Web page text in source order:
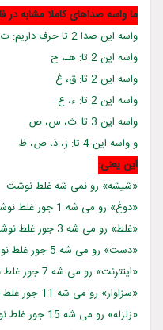
ما واسه صداهای کاملا مشابه
واسه این صدا 2 تا حرف داریم: ت، ط
واسه این 2 تا: هـ، ح
واسه این 2 تا: ق، غ
واسه این 2 تا: ء، ع
واسه این 3 تا: ث، س، ص
و واسه این 4 تا: ز، ذ، ض، ظ
این یعنی:
«شیشه» رو نمی شه غلط نوشت
«دوغ» رو می شه 1 جور غلط نوشت
«غلط» رو می شه 3 جور غلط نوشت
«دست» رو می شه 5 جور غلط نوشت
«اینترنت» رو می شه 7 جور غلط نوشت
«سزاوار» رو می شه 11 جور غلط نوشت
«زلزله» رو می شه 15 جور غلط نوشت